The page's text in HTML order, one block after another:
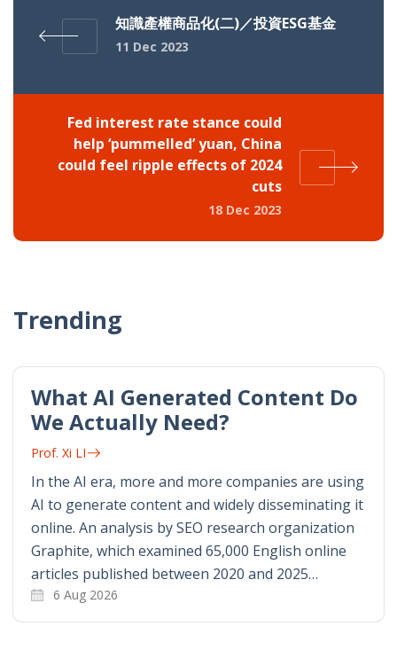
知識產權商品化(二)／投資ESG基金
11 Dec 2023
Fed interest rate stance could
help ‘pummelled’ yuan, China
could feel ripple effects of 2024
cuts
18 Dec 2023
Trending
What AI Generated Content Do
We Actually Need?
Prof. Xi LI
In the AI era, more and more companies are using
AI to generate content and widely disseminating it
online. An analysis by SEO research organization
Graphite, which examined 65,000 English online
articles published between 2020 and 2025…
6 Aug 2026